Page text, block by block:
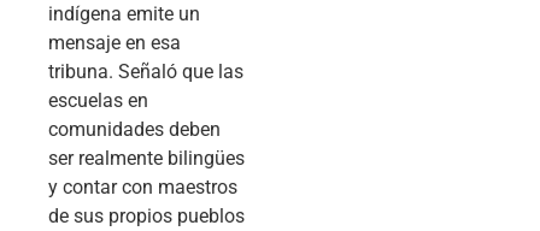
indígena emite un
mensaje en esa
tribuna. Señaló que las
escuelas en
comunidades deben
ser realmente bilingües
y contar con maestros
de sus propios pueblos